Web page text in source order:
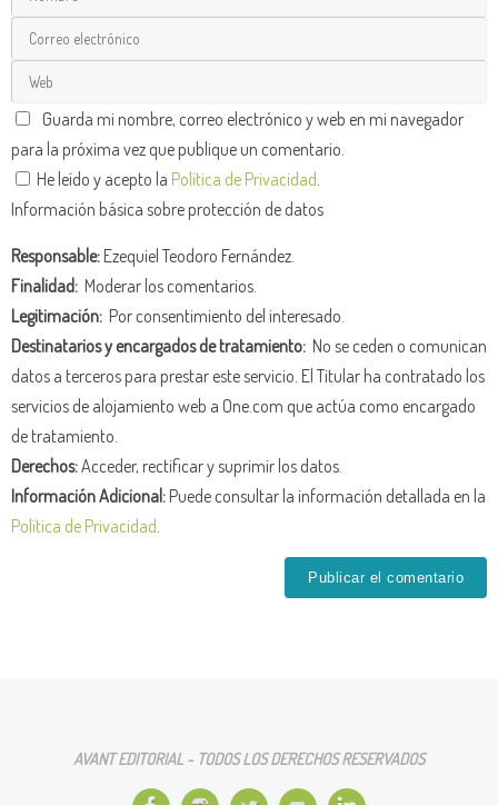
Guarda mi nombre, correo electrónico y web en mi navegador
para la próxima vez que publique un comentario.
He leído y acepto la Política de Privacidad
Información básica sobre protección de datos
Responsable:Ezequiel Teodoro Fernández.
Finalidad: Moderar los comentarios.
Legitimación: Por consentimiento del interesado.
Destinatarios y encargados de tratamiento: No se ceden o comunican
datos a terceros para prestar este servicio. El Titular ha contratado los
servicios de alojamiento web a One.com que actúa como encargado
de tratamiento.
Derechos:Acceder, rectificar y suprimir los datos.
Información Adicional:Puede consultar la información detallada en la
Política de Privacidad
AVANT EDITORIAL - TODOS LOS DERECHOS RESERVADOS